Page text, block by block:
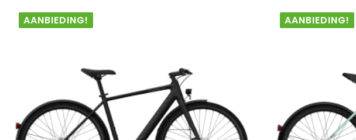
AANBIEDING! AANBIEDING!